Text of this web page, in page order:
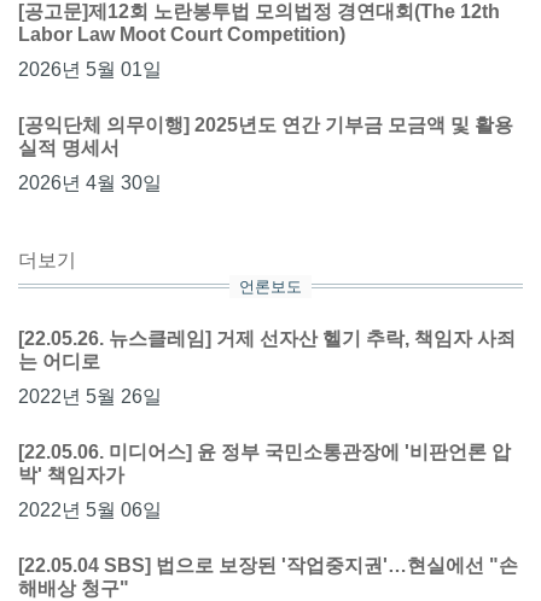
[공고문]제12회 노란봉투법 모의법정 경연대회(The 12th
Labor Law Moot Court Competition)
2026년 5월 01일
[공익단체 의무이행] 2025년도 연간 기부금 모금액 및 활용
실적 명세서
2026년 4월 30일
더보기
언론보도
[22.05.26. 뉴스클레임] 거제 선자산 헬기 추락, 책임자 사죄
는 어디로
2022년 5월 26일
[22.05.06. 미디어스] 윤 정부 국민소통관장에 '비판언론 압
박' 책임자가
2022년 5월 06일
[22.05.04 SBS] 법으로 보장된 '작업중지권'…현실에선 "손
해배상 청구"